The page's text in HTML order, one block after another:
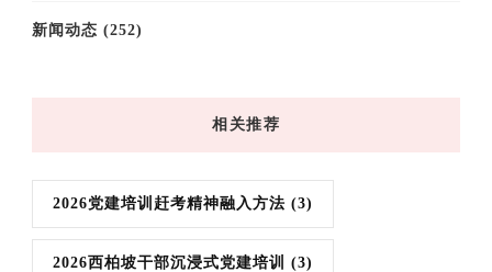
新闻动态 (252)
相关推荐
2026党建培训赶考精神融入方法 (3)
2026西柏坡干部沉浸式党建培训 (3)